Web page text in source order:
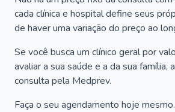
cada clínica e hospital define seus
de haver uma variação do preço ao
Se você busca um clínico geral por
avaliar a sua saúde e a da sua família,
consulta pela Medprev.
Faça o seu agendamento hoje mesmo.